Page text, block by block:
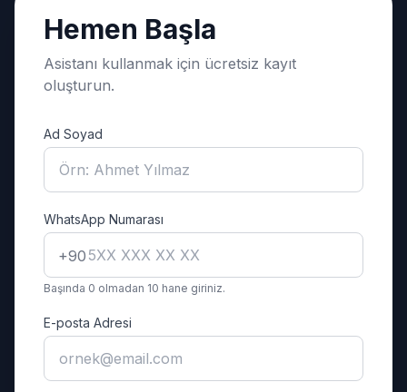
Hemen Başla
Asistanı kullanmak için ücretsiz kayıt
oluşturun.
Ad Soyad
WhatsApp Numarası
+90
Başında 0 olmadan 10 hane giriniz.
E-posta Adresi